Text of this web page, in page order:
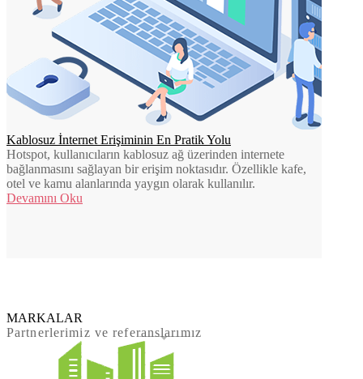
Kablosuz İnternet Erişiminin En Pratik Yolu
Hotspot, kullanıcıların kablosuz ağ üzerinden internete
bağlanmasını sağlayan bir erişim noktasıdır. Özellikle kafe,
otel ve kamu alanlarında yaygın olarak kullanılır.
Devamını Oku
MARKALAR
Partnerlerimiz ve referanslarımız